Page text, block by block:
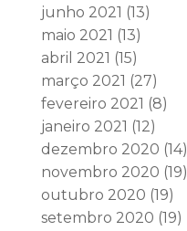
junho 2021 (13)
maio 2021 (13)
abril 2021 (15)
março 2021 (27)
fevereiro 2021 (8)
janeiro 2021 (12)
dezembro 2020 (14)
novembro 2020 (19)
outubro 2020 (19)
setembro 2020 (19)